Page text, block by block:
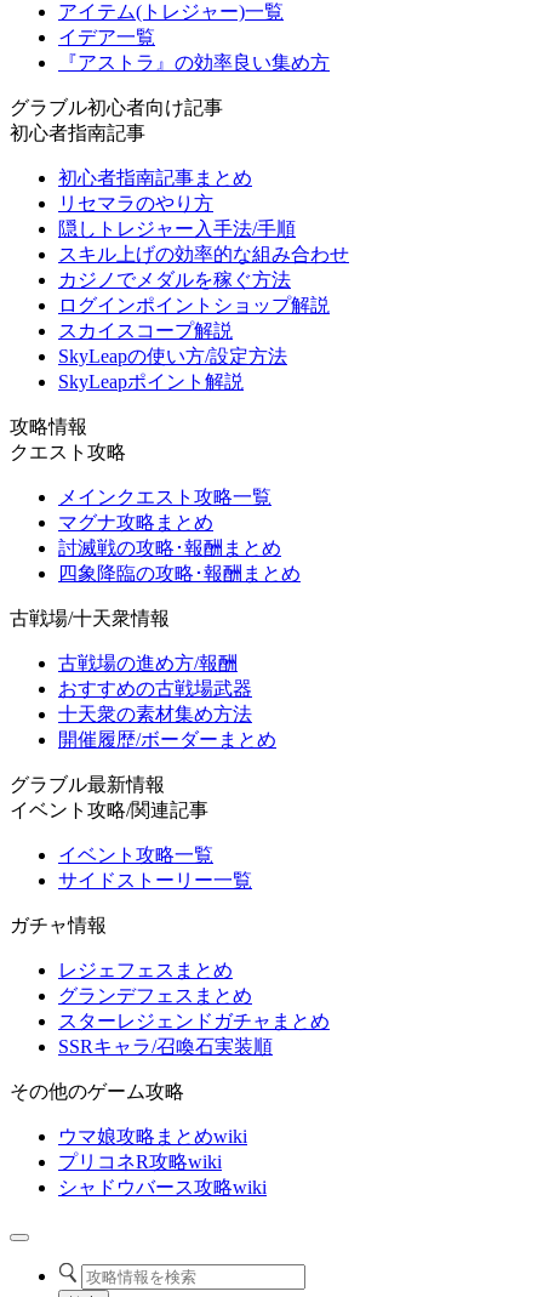
アイテム(トレジャー)一覧
イデア一覧
『アストラ』の効率良い集め方
グラブル初心者向け記事
初心者指南記事
初心者指南記事まとめ
リセマラのやり方
隠しトレジャー入手法/手順
スキル上げの効率的な組み合わせ
カジノでメダルを稼ぐ方法
ログインポイントショップ解説
スカイスコープ解説
SkyLeapの使い方/設定方法
SkyLeapポイント解説
攻略情報
クエスト攻略
メインクエスト攻略一覧
マグナ攻略まとめ
討滅戦の攻略･報酬まとめ
四象降臨の攻略･報酬まとめ
古戦場/十天衆情報
古戦場の進め方/報酬
おすすめの古戦場武器
十天衆の素材集め方法
開催履歴/ボーダーまとめ
グラブル最新情報
イベント攻略/関連記事
イベント攻略一覧
サイドストーリー一覧
ガチャ情報
レジェフェスまとめ
グランデフェスまとめ
スターレジェンドガチャまとめ
SSRキャラ/召喚石実装順
その他のゲーム攻略
ウマ娘攻略まとめwiki
プリコネR攻略wiki
シャドウバース攻略wiki